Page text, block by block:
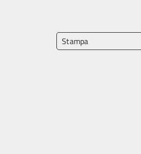
Stampa